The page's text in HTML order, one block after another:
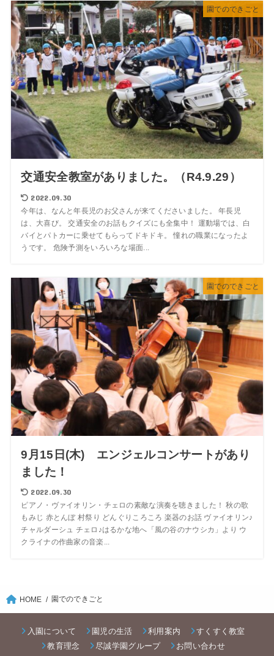
園でのできごと
交通安全教室がありました。（R4.9.29）
2022.09.30
今年は、なんと年長児のお父さんが来てくださいました。 年長児
は、大喜び。 交通安全のお話もクイズにも全集中！ 運動場では、白
バイとパトカーに乗せてもらってドキドキ。 憧れの職業になったよ
うです。 危険予測をいろいろな場面...
園でのできごと
9月15日(木) エンジェルコンサートがあり
ました！
2022.09.30
ピアノ・ヴァイオリン・チェロの素敵な演奏を聴きました！ 秋の歌
もみじ 赤とんぼ 村祭り どんぐりころころ 楽器のお話 ヴァイオリン♪
チャルダーシュ チェロ♪はるかな地へ「風の谷のナウシカ」より ウ
クライナの作曲家の音楽...
HOME 園でのできごと
入園について 園児の生活 利用案内
すくすく教室
教育理念
尽誠学園グループ お問い合わせ